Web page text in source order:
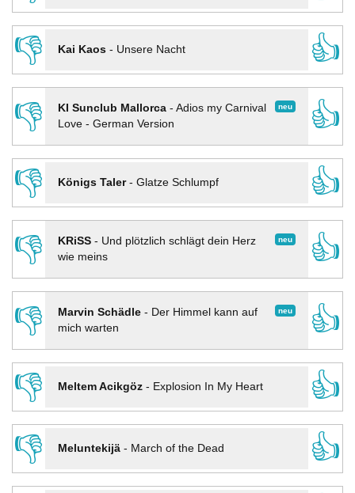
👎
Kai Kaos- Unsere Nacht
👍
👎
neu
KI Sunclub Mallorca- Adios my Carnival
Love - German Version
👍
👎
Königs Taler- Glatze Schlumpf
👍
👎
neu
KRiSS- Und plötzlich schlägt dein Herz
wie meins
👍
👎 neu
Marvin Schädle- Der Himmel kann auf
mich warten
👍
👎
Meltem Acikgöz- Explosion In My Heart
👍
👎
Meluntekijä- March of the Dead
👍